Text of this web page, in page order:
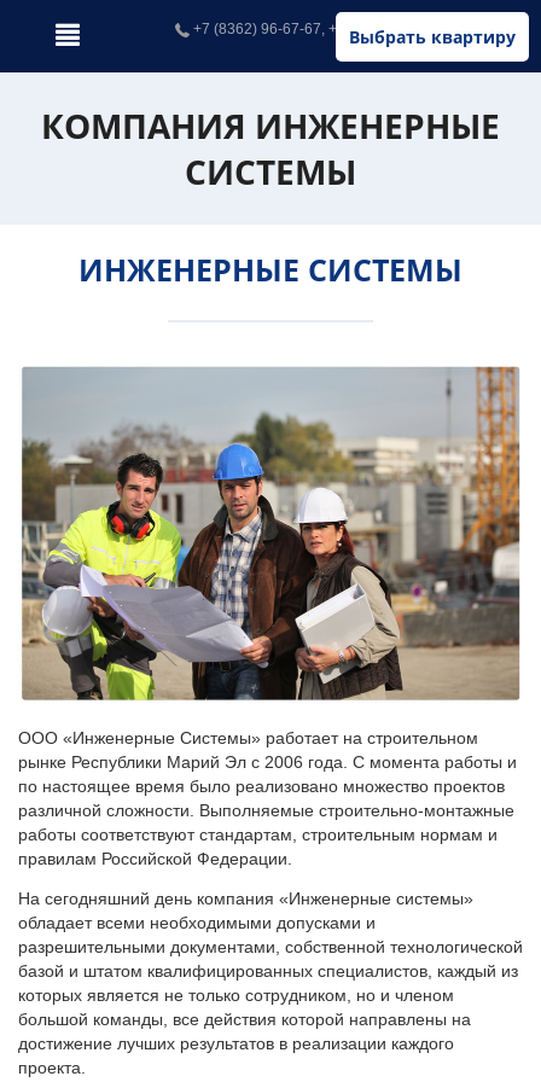
Выбрать квартиру
+7 (8362) 96-67-67, +7 (902) 326-67-67
КОМПАНИЯ ИНЖЕНЕРНЫЕ
СИСТЕМЫ
ИНЖЕНЕРНЫЕ СИСТЕМЫ
ООО «Инженерные Системы» работает на строительном
рынке Республики Марий Эл с 2006 года. С момента работы и
по настоящее время было реализовано множество проектов
различной сложности. Выполняемые строительно-монтажные
работы соответствуют стандартам, строительным нормам и
правилам Российской Федерации.
На сегодняшний день компания «Инженерные системы»
обладает всеми необходимыми допусками и
разрешительными документами, собственной технологической
базой и штатом квалифицированных специалистов, каждый из
которых является не только сотрудником, но и членом
большой команды, все действия которой направлены на
достижение лучших результатов в реализации каждого
проекта.